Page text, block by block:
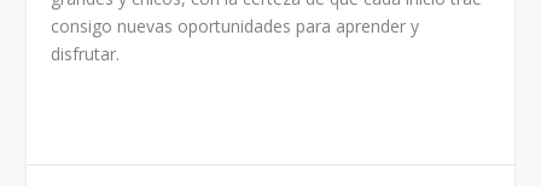
consigo nuevas oportunidades para aprender y
disfrutar.